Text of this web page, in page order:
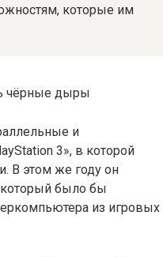
которые им
и
3», в которой
В этом же году он
который было бы
из игровых